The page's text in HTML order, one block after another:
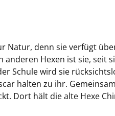
Natur, denn sie verfügt
anderen Hexen ist sie, seit
Schule wird sie
halten zu ihr.
Dort hält die alte Hexe